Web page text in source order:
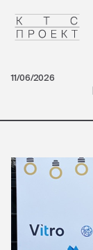
11/06/2026